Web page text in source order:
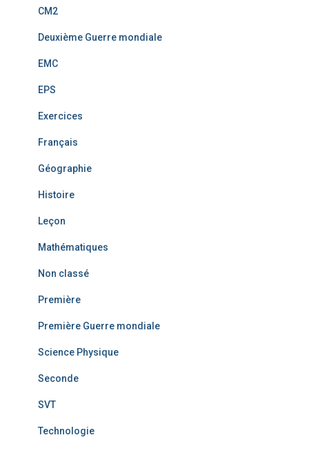
CM2
Deuxième Guerre mondiale
EMC
EPS
Exercices
Français
Géographie
Histoire
Leçon
Mathématiques
Non classé
Première
Première Guerre mondiale
Science Physique
Seconde
SVT
Technologie